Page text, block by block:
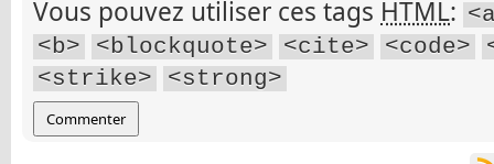
Vous pouvez utiliser ces tags HTML:
<b>
<blockquote> <cite> <code>
<strike>
<strong>